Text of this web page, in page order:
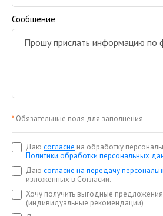
Сообщение
* Обязательные поля для заполнения
Даю согласие на обработку
Политики обработки персональных
Даю согласие на передачу
изложенных в Согласии.
Хочу получить выгодные
(индивидуальные рекомендации)